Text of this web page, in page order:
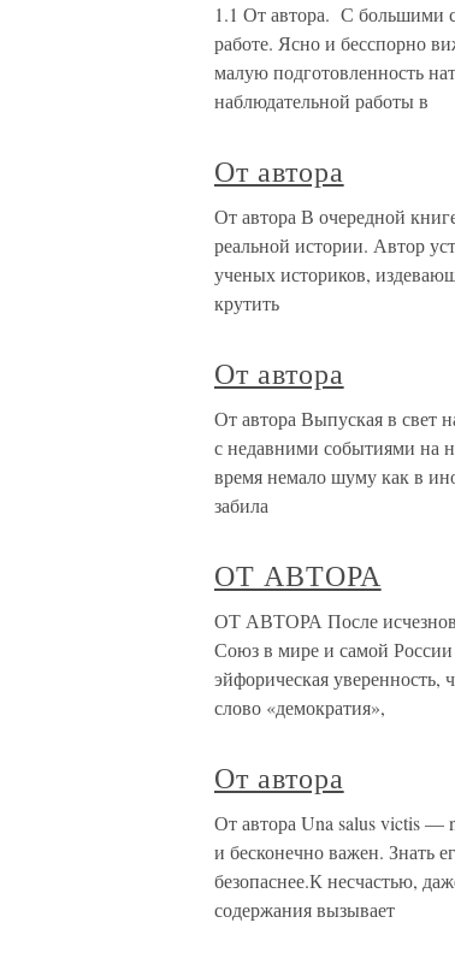
1.1 От автора. С большими
работе. Ясно и бесспорно
малую подготовленность
наблюдательной работы в
От автора
От автора В очередной
реальной истории. Автор
ученых историков,
крутить
От автора
От автора Выпуская в свет
с недавними событиями на
время немало шуму как в
забила
ОТ АВТОРА
ОТ АВТОРА После
Союз в мире и самой России
эйфорическая уверенность,
слово «демократия»,
От автора
От автора Una salus victis —
и бесконечно важен. Знать
безопаснее.К несчастью,
содержания вызывает